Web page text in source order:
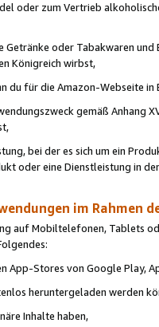
oder zum Vertrieb
Getränke oder Tabakwaren
Königreich wirbst,
du für die Amazon-Webseite in
gemäß Anhang
bei der es sich um ein
oder eine Dienstleistung in
im Rahmen
auf Mobiltelefonen, Tablets
App-Stores von Google Play,
heruntergeladen werden
Inhalte haben,